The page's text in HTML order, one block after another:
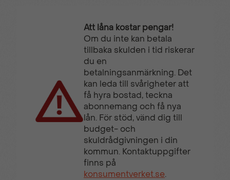
Att låna kostar pengar!
Om du inte kan betala
tillbaka skulden i tid riskerar
du en
betalningsanmärkning. Det
kan leda till svårigheter att
få hyra bostad, teckna
abonnemang och få nya
lån. För stöd, vänd dig till
budget- och
skuldrådgivningen i din
kommun. Kontaktuppgifter
finns på
konsumentverket.se.